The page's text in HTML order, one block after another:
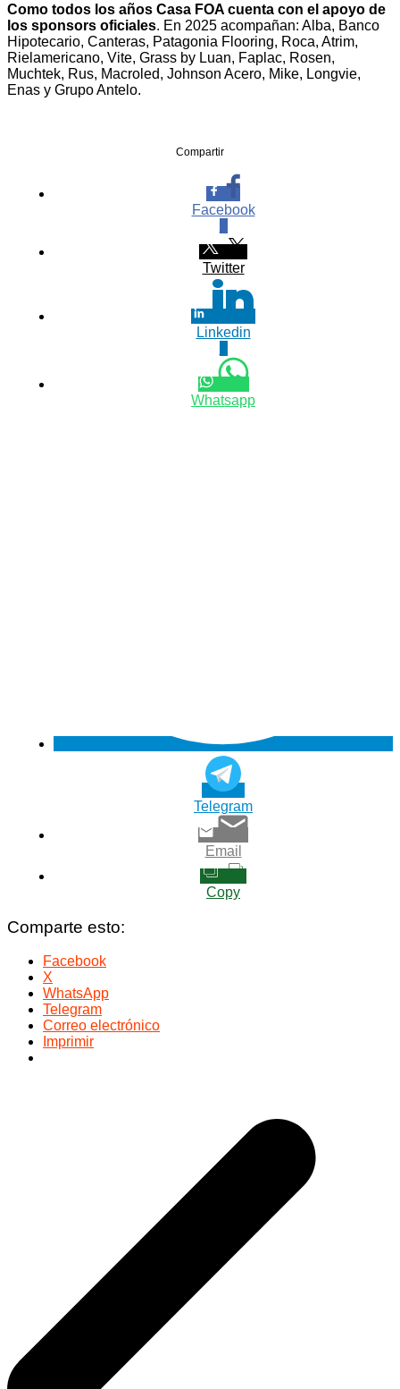
Como todos los años Casa FOA cuenta con el apoyo de
los sponsors oficiales. En 2025 acompañan: Alba, Banco
Hipotecario, Canteras, Patagonia Flooring, Roca, Atrim,
Rielamericano, Vite, Grass by Luan, Faplac, Rosen,
Muchtek, Rus, Macroled, Johnson Acero, Mike, Longvie,
Enas y Grupo Antelo.
Compartir
Facebook
Twitter
Linkedin
Whatsapp
Telegram
Email
Copy
Comparte esto:
Facebook
X
WhatsApp
Telegram
Correo electrónico
Imprimir